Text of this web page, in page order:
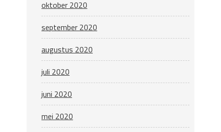
oktober 2020
september 2020
augustus 2020
juli 2020
juni 2020
mei 2020